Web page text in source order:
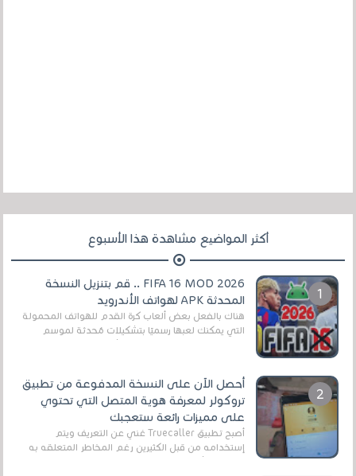
أكثر المواضيع مشاهدة هذا الأسبوع
FIFA 16 MOD 2026 .. قم بتنزيل النسخة
المحدثة APK لهواتف الأندرويد
هناك بالفعل بعض ألعاب كرة القدم للهواتف المحمولة
التي يمكنك لعبها رسميًا بتشكيلات مُحدثة لموسم
أحصل الآن على النسخة المدفوعة من تطبيق
تروكولر لمعرفة هوية المتصل التي تحتوي
على مميزات رائعة ستعجبك
أصبح تطبيق Truecaller غني عن التعريف ويتم
إستخدامه من قبل الكثيرين رغم المخاطر المتعلقه به